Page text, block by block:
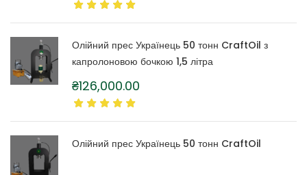
Олійний прес Українець 50 тонн CraftOil з
капролоновою бочкою 1,5 літра
₴126,000.00
Олійний прес Українець 50 тонн CraftOil